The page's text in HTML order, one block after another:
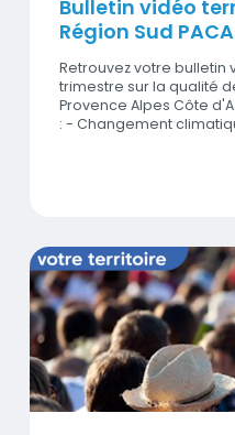
Bulletin vidéo
Région Sud PACA
Retrouvez votre
trimestre sur la qualité
Provence Alpes Côte
: - Changement
Bulletin vidéo territorial